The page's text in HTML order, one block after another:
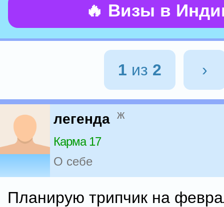
🔥 Визы в
1 из 2 ›
легенда ж
Карма 17
О себе
Планирую трипчик на